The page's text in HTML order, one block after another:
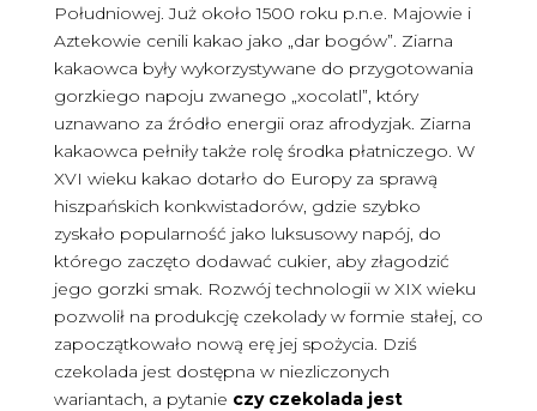
Południowej. Już około 1500 roku p.n.e. Majowie i
Aztekowie cenili kakao jako „dar bogów”. Ziarna
kakaowca były wykorzystywane do przygotowania
gorzkiego napoju zwanego „xocolatl”, który
uznawano za źródło energii oraz afrodyzjak. Ziarna
kakaowca pełniły także rolę środka płatniczego. W
XVI wieku kakao dotarło do Europy za sprawą
hiszpańskich konkwistadorów, gdzie szybko
zyskało popularność jako luksusowy napój, do
którego zaczęto dodawać cukier, aby złagodzić
jego gorzki smak. Rozwój technologii w XIX wieku
pozwolił na produkcję czekolady w formie stałej, co
zapoczątkowało nową erę jej spożycia. Dziś
czekolada jest dostępna w niezliczonych
wariantach, a pytanie czy czekolada jest